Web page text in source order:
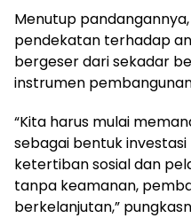
Menutup
pendekatan terhadap
bergeser dari sekadar
instrumen
“Kita harus mulai
sebagai bentuk
ketertiban sosial dan
tanpa keamanan,
berkelanjutan,”